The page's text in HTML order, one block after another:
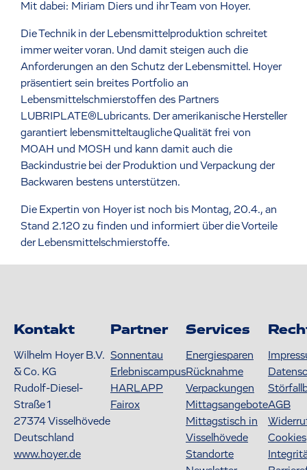
Mit dabei: Miriam Diers und ihr Team von Hoyer.
Die Technik in der Lebensmittelproduktion schreitet
immer weiter voran. Und damit steigen auch die
Anforderungen an den Schutz der Lebensmittel. Hoyer
präsentiert sein breites Portfolio an
Lebensmittelschmierstoffen des Partners
LUBRIPLATE®Lubricants. Der amerikanische Hersteller
garantiert lebensmitteltaugliche Qualität frei von
MOAH und MOSH und kann damit auch die
Backindustrie bei der Produktion und Verpackung der
Backwaren bestens unterstützen.
Die Expertin von Hoyer ist noch bis Montag, 20.4., an
Stand 2.120 zu finden und informiert über die Vorteile
der Lebensmittelschmierstoffe.
Kontakt
Wilhelm Hoyer B.V.
& Co. KG
Rudolf-Diesel-
Straße 1
27374Visselhövede
Deutschland
www.hoyer.de
Partner
Sonnentau
Erlebniscampus
HARLAPP
Fairox
Services
Energiesparen
Rücknahme
Verpackungen
Mittagsangebote
Mittagstisch in
Visselhövede
Standorte
AGB
Cookies